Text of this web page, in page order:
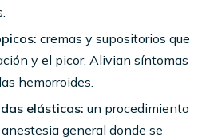
cremas y supositorios que
y el picor. Alivian síntomas
hemorroides.
elásticas: un procedimiento
general donde se